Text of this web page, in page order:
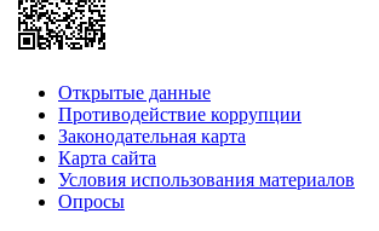
Открытые данные
Противодействие коррупции
Законодательная карта
Карта сайта
Условия использования материалов
Опросы